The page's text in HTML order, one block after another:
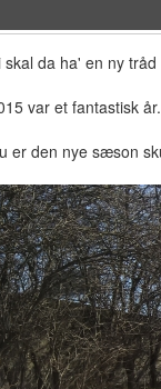
skal da ha' en ny tråd
var et fantastisk
er den nye sæson